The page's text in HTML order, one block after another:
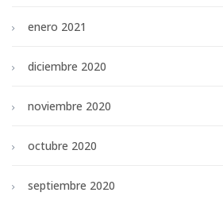
enero 2021
diciembre 2020
noviembre 2020
octubre 2020
septiembre 2020